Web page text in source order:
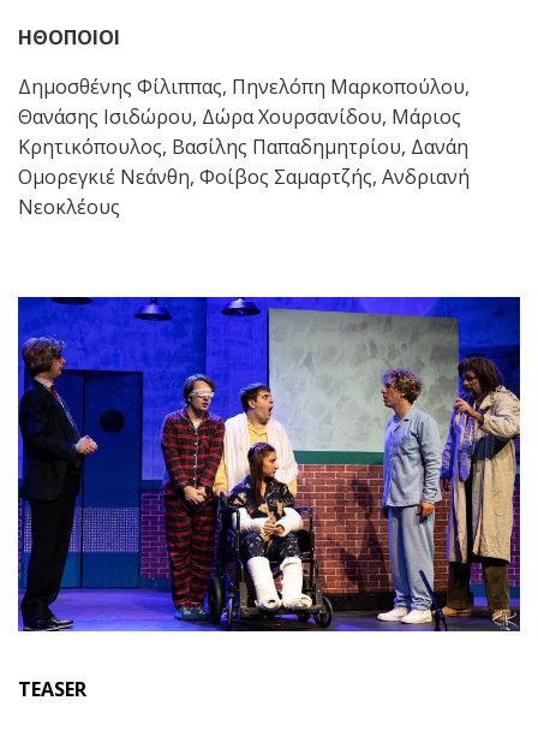
ΗΘΟΠΟΙΟΙ
Δημοσθένης Φίλιππας, Πηνελόπη Μαρκοπούλου,
Θανάσης Ισιδώρου, Δώρα Χουρσανίδου, Μάριος
Κρητικόπουλος, Βασίλης Παπαδημητρίου, Δανάη
Ομορεγκιέ Νεάνθη, Φοίβος Σαμαρτζής, Ανδριανή
Νεοκλέους
TEASER